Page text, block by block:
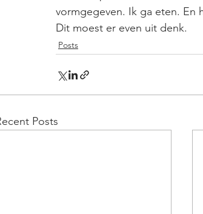
vormgegeven. Ik ga eten. En
Dit moest er even uit denk.
Posts
Posts